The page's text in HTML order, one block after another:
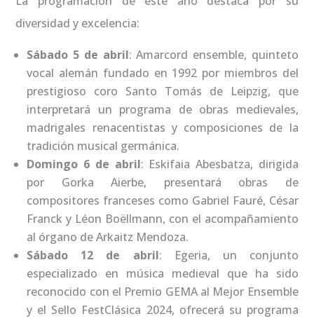
diversidad y excelencia:
Sábado 5 de abril: Amarcord ensemble, quinteto
vocal alemán fundado en 1992 por miembros del
prestigioso coro Santo Tomás de Leipzig, que
interpretará un programa de obras medievales,
madrigales renacentistas y composiciones de la
tradición musical germánica.
Domingo 6 de abril: Eskifaia Abesbatza, dirigida
por Gorka Aierbe, presentará obras de
compositores franceses como Gabriel Fauré, César
Franck y Léon Boëllmann, con el acompañamiento
al órgano de Arkaitz Mendoza.
Sábado 12 de abril: Egeria, un conjunto
especializado en música medieval que ha sido
reconocido con el Premio GEMA al Mejor Ensemble
y el Sello FestClásica 2024, ofrecerá su programa